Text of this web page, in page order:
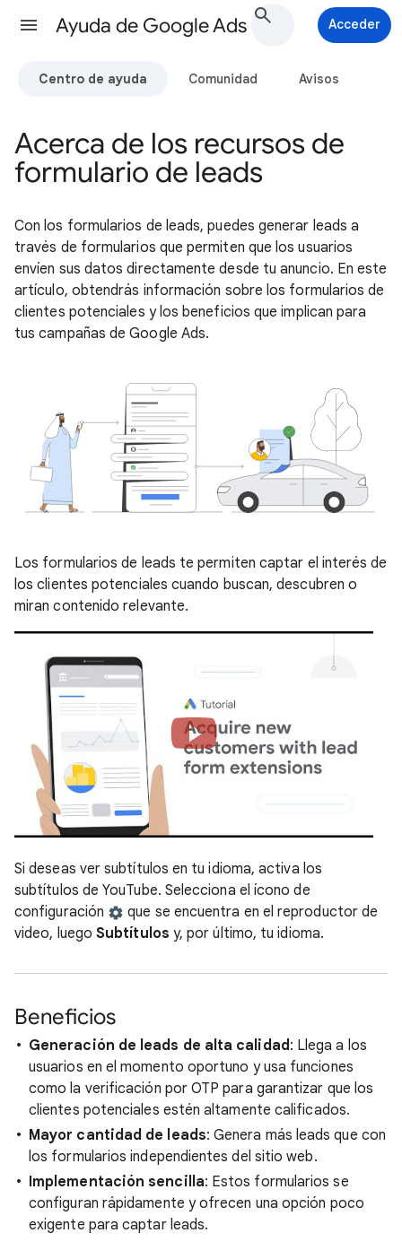
Ayuda de Google Ads Acceder
Centro de ayuda Comunidad Avisos
Acerca de los recursos de
formulario de leads
Con los formularios de leads, puedes generar leads a
través de formularios que permiten que los usuarios
envíen sus datos directamente desde tu anuncio. En este
artículo, obtendrás información sobre los formularios de
clientes potenciales y los beneficios que implican para
tus campañas de Google Ads.
Los formularios de leads te permiten captar el interés de
los clientes potenciales cuando buscan, descubren o
miran contenido relevante.
Si deseas ver subtítulos en tu idioma, activa los
subtítulos de YouTube. Selecciona el ícono de
configuración
que se encuentra en el reproductor de
video, luegoSubtítulos y, por último, tu idioma.
Beneficios
Generación de leads de alta calidad: Llega a los
usuarios en el momento oportuno y usa funciones
como la verificación por OTP para garantizar que los
clientes potenciales estén altamente calificados.
Mayor cantidad de leads: Genera más leads que con
los formularios independientes del sitio web.
Implementación sencilla: Estos formularios se
configuran rápidamente y ofrecen una opción poco
exigente para captar leads.